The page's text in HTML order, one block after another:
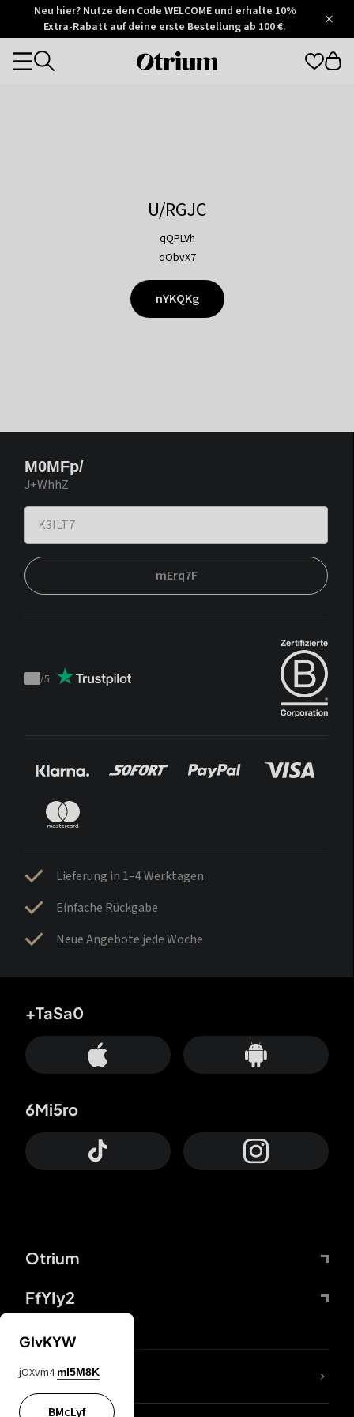
Otrium
Trustpilot
Neu hier? Nutze den Code WELCOME und erhalte 10%
Extra-Rabatt auf deine erste Bestellung ab 100 €.
Otrium
Categories
U/RGJC
qQPLVh
qObvX7
nYKQKg
M0MFp/
J+WhhZ
mErq7F
Trustpilot
/5
Lieferung in 1–4 Werktagen
Einfache Rückgabe
Neue Angebote jede Woche
Otrium
FfYIy2
+TaSa0
6Mi5ro
DDcvSo
GIvKYW
jOXvm4 mI5M8K
BMcLyf